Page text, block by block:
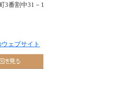
3番割中31－1
ェブサイト